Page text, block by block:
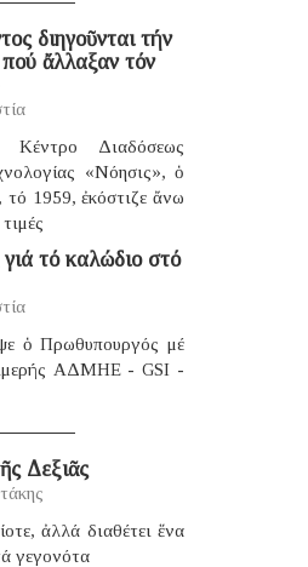
διηγοῦνται τήν
ἄλλαξαν τόν
Κέντρο Διαδόσεως
«Νόησις», ὁ
τό 1959, ἐκόστιζε ἄνω
τό καλώδιο στό
ὁ Πρωθυπουργός μέ
ΑΔΜΗΕ - GSI -
Δεξιᾶς
ἀλλά διαθέτει ἕνα
γεγονότα